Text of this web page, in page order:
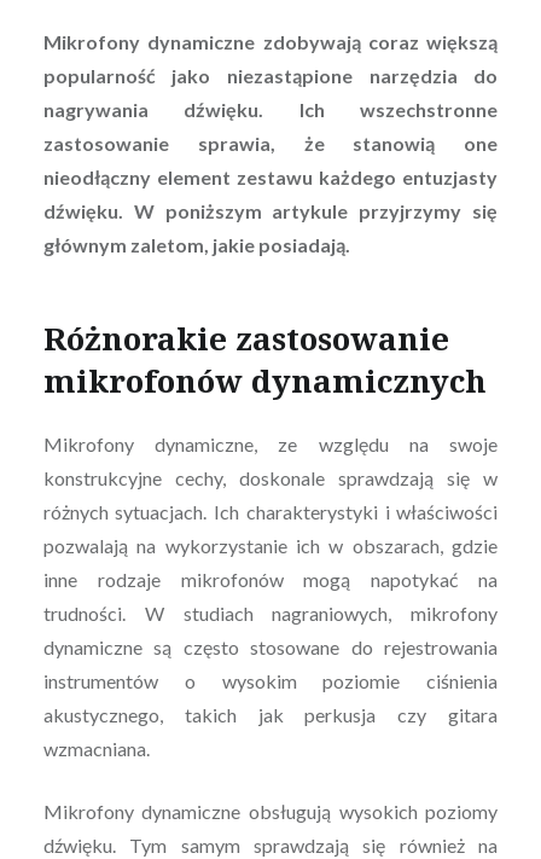
Mikrofony dynamiczne zdobywają coraz większą
popularność jako niezastąpione narzędzia do
nagrywania dźwięku. Ich wszechstronne
zastosowanie sprawia, że stanowią one
nieodłączny element zestawu każdego entuzjasty
dźwięku. W poniższym artykule przyjrzymy się
głównym zaletom, jakie posiadają.
Różnorakie zastosowanie
mikrofonów dynamicznych
Mikrofony dynamiczne, ze względu na swoje
konstrukcyjne cechy, doskonale sprawdzają się w
różnych sytuacjach. Ich charakterystyki i właściwości
pozwalają na wykorzystanie ich w obszarach, gdzie
inne rodzaje mikrofonów mogą napotykać na
trudności. W studiach nagraniowych, mikrofony
dynamiczne są często stosowane do rejestrowania
instrumentów o wysokim poziomie ciśnienia
akustycznego, takich jak perkusja czy gitara
wzmacniana.
Mikrofony dynamiczne obsługują wysokich poziomy
dźwięku. Tym samym sprawdzają się również na